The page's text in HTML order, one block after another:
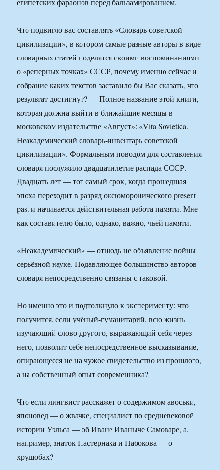
египетских фараонов перед бальзамированием.
Что подвигло вас составлять «Словарь советской
цивилизации», в котором самые разные авторы в виде
словарных статей поделятся своими воспоминаниями
о «реперных точках» СССР, почему именно сейчас и
собрание каких текстов заставило бы Вас сказать, что
результат достигнут? — Полное название этой книги,
которая должна выйти в ближайшие месяцы в
московском издательстве «Август»: «Vita Sovietica.
Неакадемический словарь-инвентарь советской
цивилизации». Формальным поводом для составления
словаря послужило двадцатилетие распада СССР.
Двадцать лет — тот самый срок, когда прошедшая
эпоха переходит в разряд оксюморонического present
past и начинается действительная работа памяти. Мне
как составителю было, однако, важно, чьей памяти.
«Неакадемический» — отнюдь не объявление войны
серьёзной науке. Подавляющее большинство авторов
словаря непосредственно связаны с таковой.
Но именно это и подтолкнуло к эксперименту: что
получится, если учёный-гуманитарий, всю жизнь
изучающий слово другого, выражающий себя через
него, позволит себе непосредственное высказывание,
опирающееся не на чужое свидетельство из прошлого,
а на собственный опыт современника?
Что если лингвист расскажет о содержимом авоськи,
японовед — о жвачке, специалист по средневековой
истории Уэльса — об Иване Иваныче Самоваре, а,
например, знаток Пастернака и Набокова — о
хрущобах?